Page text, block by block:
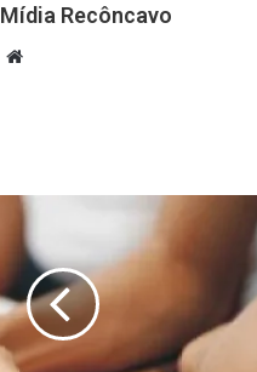
Mídia Recôncavo
Website